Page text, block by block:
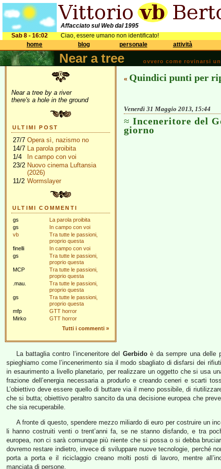
Affacciato sul Web dal 1995
Sab 8 - 16:02
Ciao, essere umano non identificato!
home
blog personale attività
Near a tree ovvero come rovinarsi
Near a tree by a river
there's a hole in the ground
ULTIMI POST
27/7 Opera sì, nazismo no
14/7 La parola proibita
1/4
In campo con voi
23/2 Nuovo cinema Luftansia
(2026)
11/2 Wormslayer
ULTIMI COMMENTI
gs
La parola proibita
gs
In campo con voi
vb
Tra tutte le passioni,
proprio questa
finelli
In campo con voi
gs
Tra tutte le passioni,
proprio questa
MCP
Tra tutte le passioni,
proprio questa
.mau.
Tra tutte le passioni,
proprio questa
gs
Tra tutte le passioni,
proprio questa
mfp
GTT horror
Mirko
GTT horror
Tutti i commenti »
« Quindici punti per
Venerdì 31 Maggio 2013, 15:44
Inceneritore del
giorno
La battaglia contro l’inceneritore del Gerbidoè da sempre una delle
spieghiamo come l’incenerimento sia il modo sbagliato di disfarsi dei
in esaurimento a livello planetario, per realizzare un oggetto che si usa
frazione dell’energia necessaria a produrlo e creando ceneri e scarti
L’obiettivo deve essere quello di buttare via il meno possibile, di
che si butta; obiettivo peraltro sancito da una decisione europea che
che sia recuperabile.
A fronte di questo, spendere mezzo miliardo di euro per costruire un
li hanno costruiti venti o trent’anni fa, se ne stanno disfando, e tra
europea, non ci sarà comunque più niente che si possa o si debba
dovremo restare indietro, invece di sviluppare nuove tecnologie, perché
porta a porta e il riciclaggio creano molti posti di lavoro, mentre
manciata di persone.